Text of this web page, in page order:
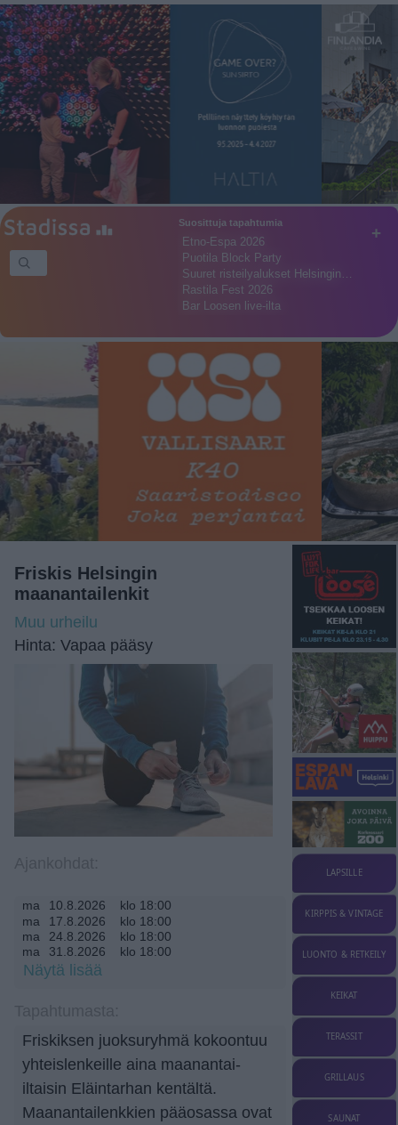
+
Suosittuja tapahtumia
Etno-Espa 2026
Puotila Block Party
Suuret risteilyalukset Helsingin…
Rastila Fest 2026
Bar Loosen live-ilta
Friskis Helsingin
maanantailenkit
Muu urheilu
Hinta: Vapaa pääsy
ma 10.8.2026
klo 18:00
ma
17.8.2026
klo 18:00
ma
24.8.2026
klo 18:00
ma
31.8.2026 klo 18:00
Näytä lisää
Friskiksen juoksuryhmä kokoontuu
yhteislenkeille aina maanantai-
iltaisin Eläintarhan kentältä.
Maanantailenkkien pääosassa ovat
LAPSILLE
KIRPPIS & VINTAGE
LUONTO & RETKEILY
KEIKAT
TERASSIT
GRILLAUS
SAUNAT